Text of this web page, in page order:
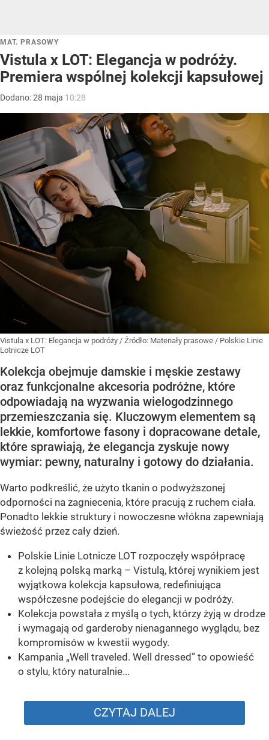
MAT. PRASOWY
Vistula x LOT: Elegancja w podróży.
Premiera wspólnej kolekcji kapsułowej
Dodano:28 maja 10:28
Vistula x LOT: Elegancja w podróży / Źródło: Materiały prasowe / Polskie Linie
Lotnicze LOT
Kolekcja obejmuje damskie i męskie zestawy
oraz funkcjonalne akcesoria podróżne, które
odpowiadają na wyzwania wielogodzinnego
przemieszczania się. Kluczowym elementem są
lekkie, komfortowe fasony i dopracowane detale,
które sprawiają, że elegancja zyskuje nowy
wymiar: pewny, naturalny i gotowy do działania.
Warto podkreślić, że użyto tkanin o podwyższonej
odporności na zagniecenia, które pracują z ruchem ciała.
Ponadto lekkie struktury i nowoczesne włókna zapewniają
świeżość przez cały dzień.
Polskie Linie Lotnicze LOT rozpoczęły współpracę
z kolejną polską marką – Vistulą, której wynikiem jest
wyjątkowa kolekcja kapsułowa, redefiniująca
współczesne podejście do elegancji w podróży.
Kolekcja powstała z myślą o tych, którzy żyją w drodze
i wymagają od garderoby nienagannego wyglądu, bez
kompromisów w kwestii wygody.
Kampania „Well traveled. Well dressed” to opowieść
o stylu, który naturalnie...
CZYTAJ DALEJ